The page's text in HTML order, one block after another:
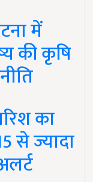
में
की कृषि
का
से ज्यादा